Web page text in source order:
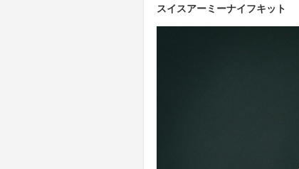
スイスアーミーナイフキット